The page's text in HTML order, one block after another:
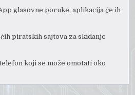
glasovne poruke, aplikacija će ih
piratskih sajtova za skidanje
koji se može omotati oko